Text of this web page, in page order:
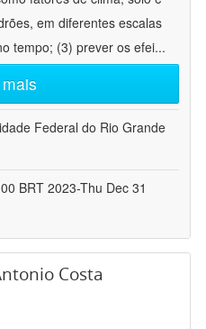
em diferentes escalas
tempo; (3) prever os efei...
Federal do Rio Grande
BRT 2023-Thu Dec 31
Costa